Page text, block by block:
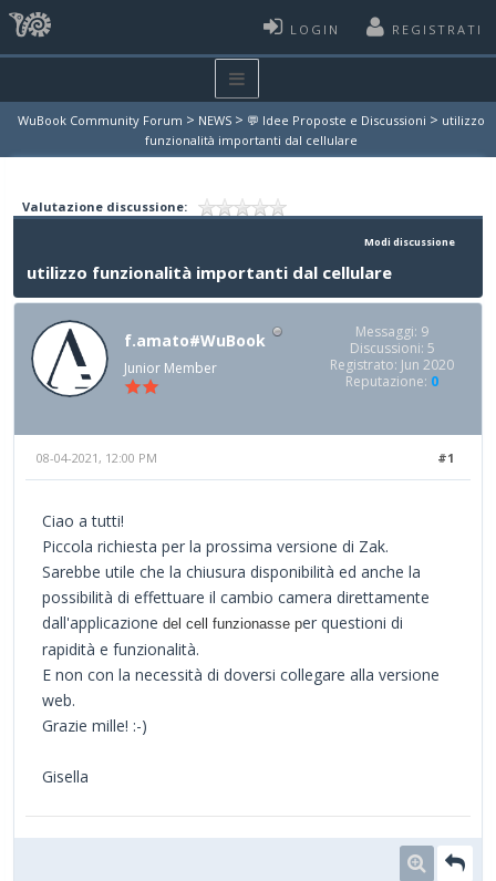
LOGIN REGISTRATI
WuBook Community Forum > NEWS > 💬 Idee Proposte e Discussioni > utilizzo
funzionalità importanti dal cellulare
Valutazione discussione:
Modi discussione
utilizzo funzionalità importanti dal cellulare
f.amato#WuBook
Junior Member
Messaggi: 9
Discussioni: 5
Registrato: Jun 2020
Reputazione: 0
#1
08-04-2021, 12:00 PM
Ciao a tutti!
Piccola richiesta per la prossima versione di Zak.
Sarebbe utile che la chiusura disponibilità ed anche la
possibilità di effettuare il cambio camera direttamente
dall'applicazione del cell funzionasse per questioni di
rapidità e funzionalità.
E non con la necessità di doversi collegare alla versione
web.
Grazie mille! :-)
Gisella